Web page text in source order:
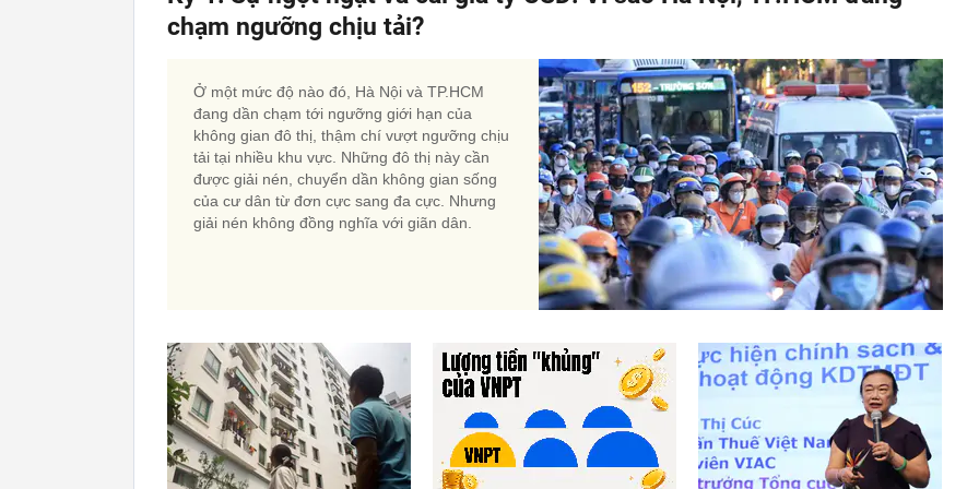
chạm ngưỡng chịu tải?
Ở một mức độ nào đó, Hà Nội và TP.HCM
đang dần chạm tới ngưỡng giới hạn của
không gian đô thị, thậm chí vượt ngưỡng chịu
tải tại nhiều khu vực. Những đô thị này cần
được giải nén, chuyển dần không gian sống
của cư dân từ đơn cực sang đa cực. Nhưng
giải nén không đồng nghĩa với giãn dân.